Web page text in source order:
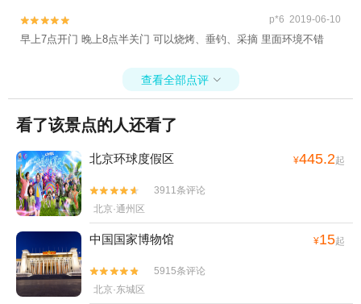

 p*6 2019-06-10
早上7点开门 晚上8点半关门 可以烧烤、垂钓、采摘 里面环境不错
查看全部点评 
看了该景点的人还看了
北京环球度假区 ¥445.2起


3911条评论
北京·通州区
中国国家博物馆 ¥15起


5915条评论
北京·东城区